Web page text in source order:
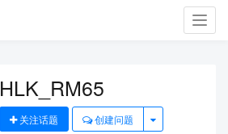
HLK_RM65
关注话题
创建问题